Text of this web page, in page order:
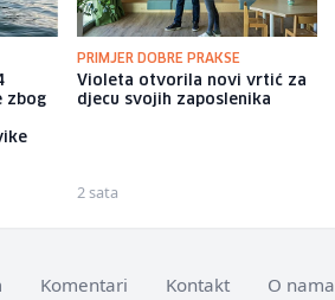
zbog
PRIMJER DOBRE PRAKSE
Violeta otvorila novi vrtić za
djecu svojih zaposlenika
2 sata
Komentari Kontakt O nama